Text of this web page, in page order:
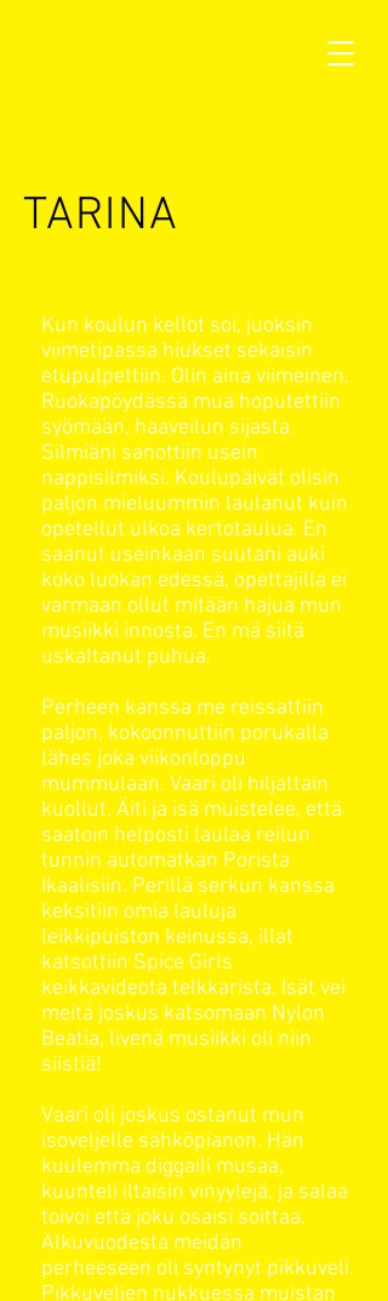
TARINA
Kun koulun kellot soi, juoksin
viimetipassa hiukset sekaisin
etupulpettiin. Olin aina viimeinen.
Ruokapöydässä mua hoputettiin
syömään, haaveilun sijasta.
Silmiäni sanottiin usein
nappisilmiksi. Koulupäivät olisin
paljon mieluummin laulanut kuin
opetellut ulkoa kertotaulua. En
saanut useinkaan suutani auki
koko luokan edessä, opettajilla ei
varmaan ollut mitään hajua mun
musiikki innosta. En mä siitä
uskaltanut puhua.
Perheen kanssa me reissattiin
paljon, kokoonnuttiin porukalla
lähes joka viikonloppu
mummulaan. Vaari oli hiljattain
kuollut. Äiti ja isä muistelee, että
saatoin helposti laulaa reilun
tunnin automatkan Porista
Ikaalisiin. Perillä serkun kanssa
keksitiin omia lauluja
leikkipuiston keinussa, illat
katsottiin Spice Girls
keikkavideota telkkarista. Isät vei
meitä joskus katsomaan Nylon
Beatia, livenä musiikki oli niin
siistiä!
Vaari oli joskus ostanut mun
isoveljelle sähköpianon. Hän
kuulemma diggaili musaa,
kuunteli iltaisin vinyylejä, ja salaa
toivoi että joku osaisi soittaa.
Alkuvuodesta meidän
perheeseen oli syntynyt pikkuveli.
Pikkuveljen nukkuessa muistan